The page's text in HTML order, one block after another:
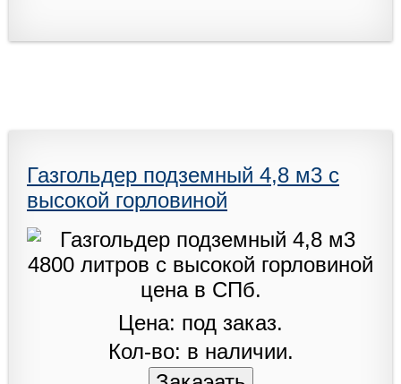
Газгольдер подземный 4,8 м3 с
высокой горловиной
Цена: под заказ.
Кол-во: в наличии.